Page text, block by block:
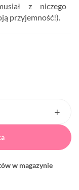
z niczego
przyjemność!).
w magazynie